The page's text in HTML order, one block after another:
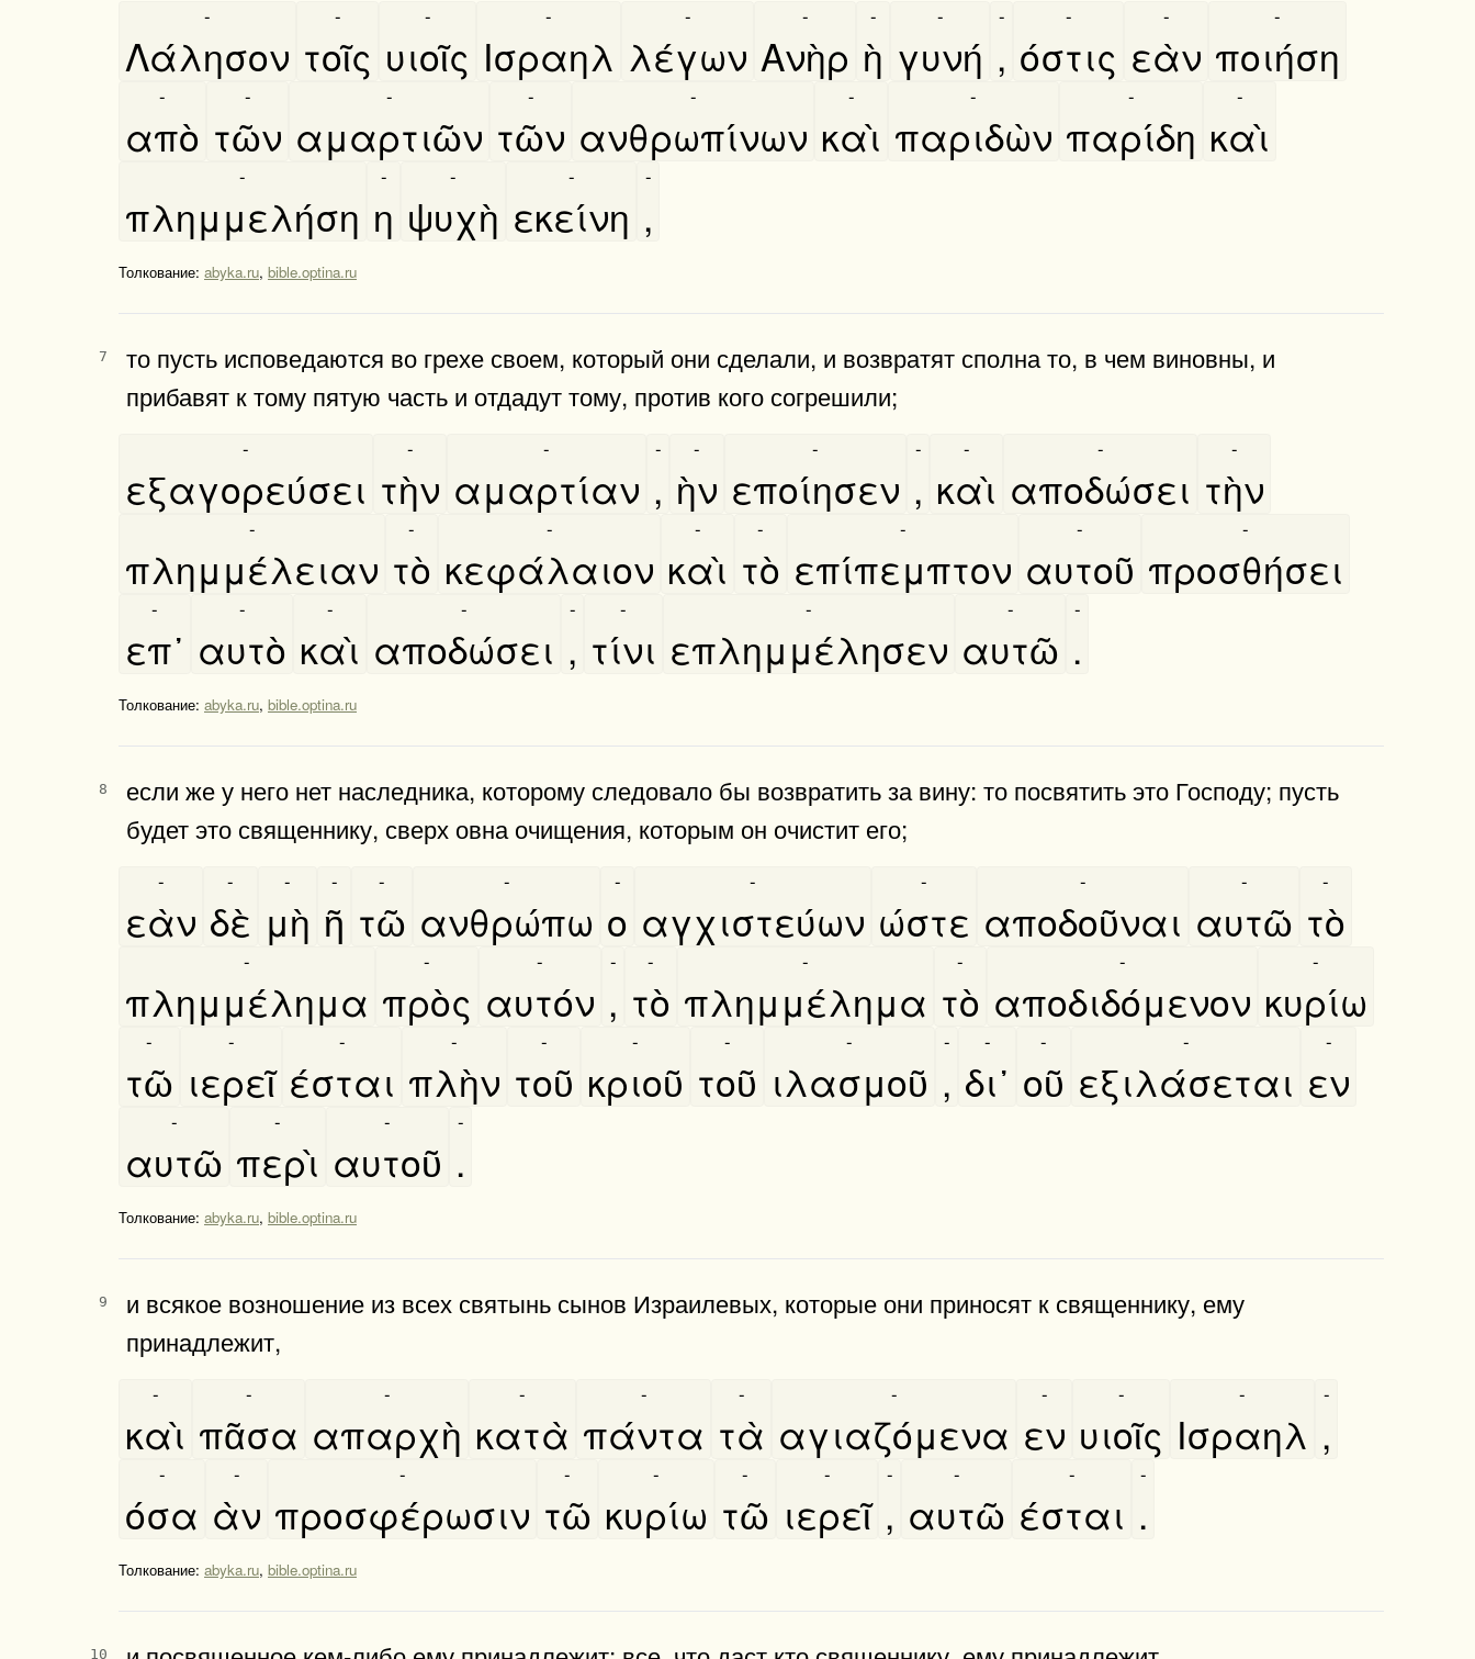
Λάλησον
-
τοῖς
-
υιοῖς
-
Ισραηλ
-
λέγων
-
Ανὴρ
-
ὴ
-
γυνή
-
,
-
όστις
-
εὰν
-
ποιήση
-
απὸ
-
τῶν
-
αμαρτιῶν
-
τῶν
-
ανθρωπίνων
-
καὶ
-
παριδὼν
-
παρίδη
-
καὶ
-
πλημμελήση
-
η
-
ψυχὴ
-
εκείνη
-
,
-
Толкование: abyka.ru, bible.optina.ru
7
то пусть исповедаются во грехе своем, который они сделали, и возвратят сполна то, в чем виновны, и
прибавят к тому пятую часть и отдадут тому, против кого согрешили;
εξαγορεύσει
-
τὴν
-
αμαρτίαν
-
,
-
ὴν
-
εποίησεν
-
,
-
καὶ
-
αποδώσει
-
τὴν
-
πλημμέλειαν
-
τὸ
-
κεφάλαιον
-
καὶ
-
τὸ
-
επίπεμπτον
-
αυτοῦ
-
προσθήσει
-
επ᾿
-
αυτὸ
-
καὶ
-
αποδώσει
-
,
-
τίνι
-
επλημμέλησεν
-
αυτῶ
-
.
-
Толкование: abyka.ru, bible.optina.ru
8
если же у него нет наследника, которому следовало бы возвратить за вину: то посвятить это Господу; пусть
будет это священнику, сверх овна очищения, которым он очистит его;
εὰν
-
δὲ
-
μὴ
-
ῆ
-
τῶ
-
ανθρώπω
-
ο
-
αγχιστεύων
-
ώστε
-
αποδοῦναι
-
αυτῶ
-
τὸ
-
πλημμέλημα
-
πρὸς
-
αυτόν
-
,
-
τὸ
-
πλημμέλημα
-
τὸ
-
αποδιδόμενον
-
κυρίω
-
τῶ
-
ιερεῖ
-
έσται
-
πλὴν
-
τοῦ
-
κριοῦ
-
τοῦ
-
ιλασμοῦ
-
,
-
δι᾿
-
οῦ
-
εξιλάσεται
-
εν
-
αυτῶ
-
περὶ
-
αυτοῦ
-
.
-
Толкование: abyka.ru, bible.optina.ru
9
и всякое возношение из всех святынь сынов Израилевых, которые они приносят к священнику, ему
принадлежит,
καὶ
-
πᾶσα
-
απαρχὴ
-
κατὰ
-
πάντα
-
τὰ
-
αγιαζόμενα
-
εν
-
υιοῖς
-
Ισραηλ
-
,
-
όσα
-
ὰν
-
προσφέρωσιν
-
τῶ
-
κυρίω
-
τῶ
-
ιερεῖ
-
,
-
αυτῶ
-
έσται
-
.
-
Толкование: abyka.ru, bible.optina.ru
10